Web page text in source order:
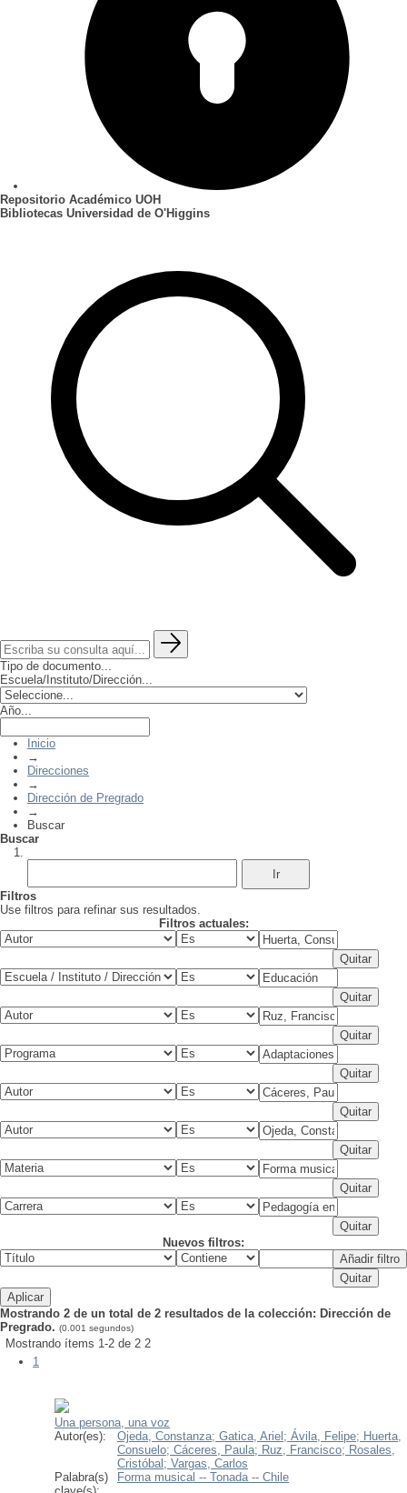
Repositorio Académico UOH
Bibliotecas Universidad de O'Higgins
Tipo de documento...
Escuela/Instituto/Dirección...
Año...
Inicio
→
Direcciones
→
Dirección de Pregrado
→
Buscar
Buscar
Filtros
Use filtros para refinar sus resultados.
Filtros actuales:
Nuevos filtros:
Mostrando 2 de un total de 2 resultados de la colección: Dirección de
Pregrado. (0.001 segundos)
Mostrando ítems 1-2 de 2 2
1
Una persona, una voz
Autor(es):
Ojeda, Constanza; Gatica, Ariel; Ávila, Felipe; Huerta,
Consuelo; Cáceres, Paula; Ruz, Francisco; Rosales,
Cristóbal; Vargas, Carlos
Palabra(s)
Forma musical -- Tonada -- Chile